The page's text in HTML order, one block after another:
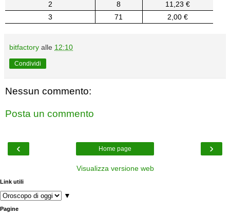
2
8
11,23 €
3
71 2,00 €
bitfactory alle 12:10
Condividi
Nessun commento:
Posta un commento
‹ ›
Home page
Visualizza versione web
Link utili
▼
Pagine